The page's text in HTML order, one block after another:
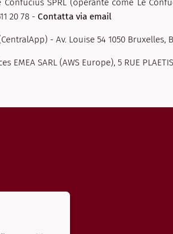
Confucius SPRL (operante come Le
20 78 -Contatta via email
- Av. Louise 54 1050 Bruxelles,
EMEA SARL (AWS Europe), 5 RUE